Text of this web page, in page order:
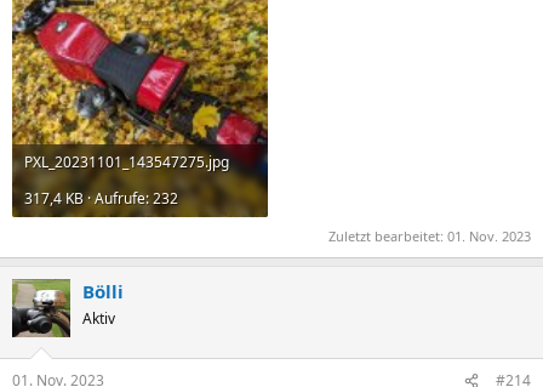
PXL_20231101_143547275.jpg
317,4 KB · Aufrufe: 232
Zuletzt bearbeitet: 01. Nov. 2023
Bölli
Aktiv
01. Nov. 2023 #214